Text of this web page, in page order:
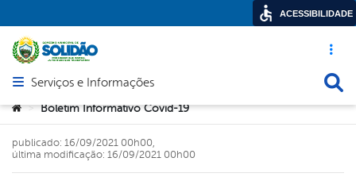
Acesso
Abrir menu principal de navegação
Serviços e Informações
Você está aqui:
> Boletim Informativo Covid-19
publicado: 16/09/2021 00h00,
última modificação: 16/09/2021 00h00
ACESSIBILIDADE